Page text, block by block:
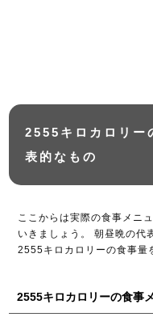
2555キロカロリー
表的なもの
ここからは実際の食事メニ
いきましょう。 朝昼晩の代
2555キロカロリーの食事量
2555キロカロリーの食事